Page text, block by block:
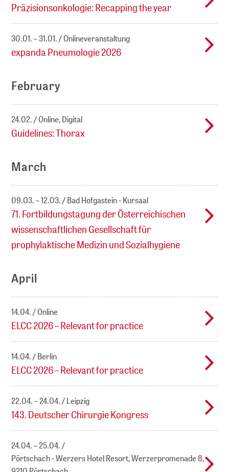
Präzisionsonkologie: Recapping the year
30.01. – 31.01. Onlineveranstaltung
expanda Pneumologie 2026
February
24.02. Online, Digital
Guidelines: Thorax
March
09.03. – 12.03. Bad Hofgastein - Kursaal
71. Fortbildungstagung der Österreichischen
wissenschaftlichen Gesellschaft für
prophylaktische Medizin und Sozialhygiene
April
14.04. Online
ELCC 2026 – Relevant for practice
14.04. Berlin
ELCC 2026 – Relevant for practice
22.04. – 24.04. Leipzig
143. Deutscher Chirurgie Kongress
24.04. – 25.04.
Pörtschach - Werzers Hotel Resort, Werzerpromenade 8,